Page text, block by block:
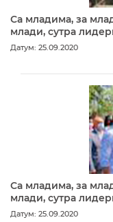
Са младима, за
млади, сутра
Датум: 25.09.2020
Са младима, за
млади, сутра
Датум: 25.09.2020